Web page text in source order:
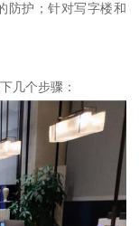
防护；针对写字楼和
几个步骤：